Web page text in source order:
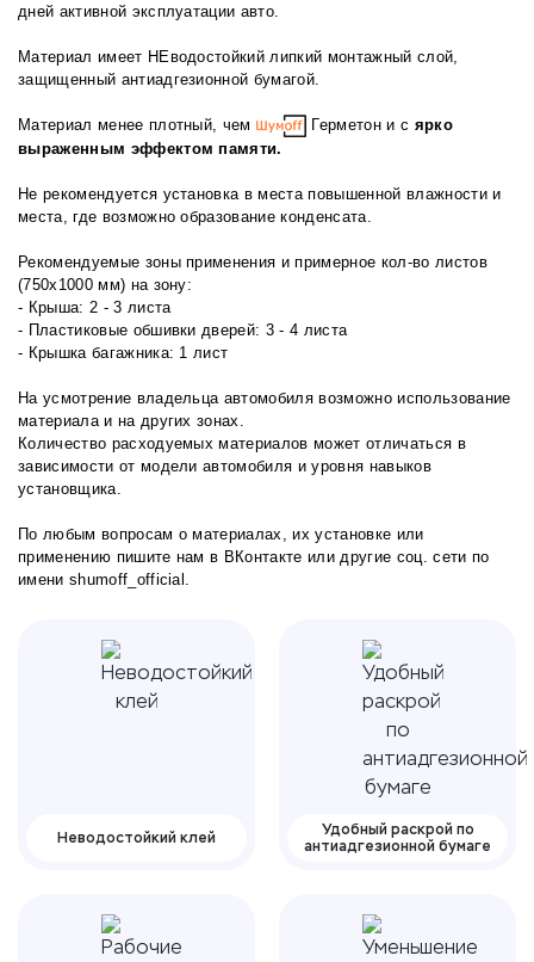
дней активной эксплуатации авто.
Материал имеет НЕводостойкий липкий монтажный слой,
защищенный антиадгезионной бумагой.
Материал менее плотный, чем Герметон и с ярко
выраженным эффектом памяти.
Не рекомендуется установка в места повышенной влажности и
места, где возможно образование конденсата.
Рекомендуемые зоны применения и примерное кол-во листов
(750х1000 мм) на зону:
- Крыша: 2 - 3 листа
- Пластиковые обшивки дверей: 3 - 4 листа
- Крышка багажника: 1 лист
На усмотрение владельца автомобиля возможно использование
материала и на других зонах.
Количество расходуемых материалов может отличаться в
зависимости от модели автомобиля и уровня навыков
установщика.
По любым вопросам о материалах, их установке или
применению пишите нам в ВКонтакте или другие соц. сети по
имени shumoff_official.
Неводостойкий клей
Удобный раскрой по
антиадгезионной бумаге